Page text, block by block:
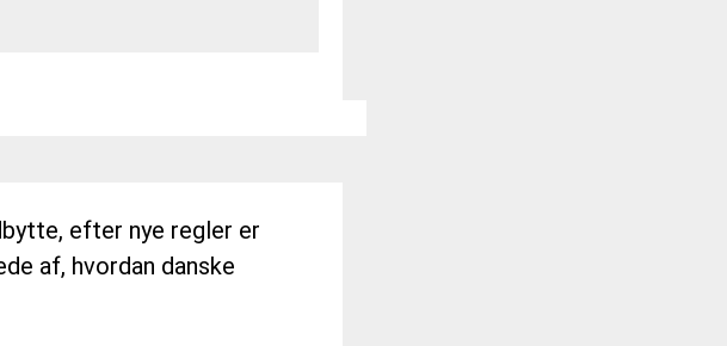
efter nye regler er
af, hvordan danske